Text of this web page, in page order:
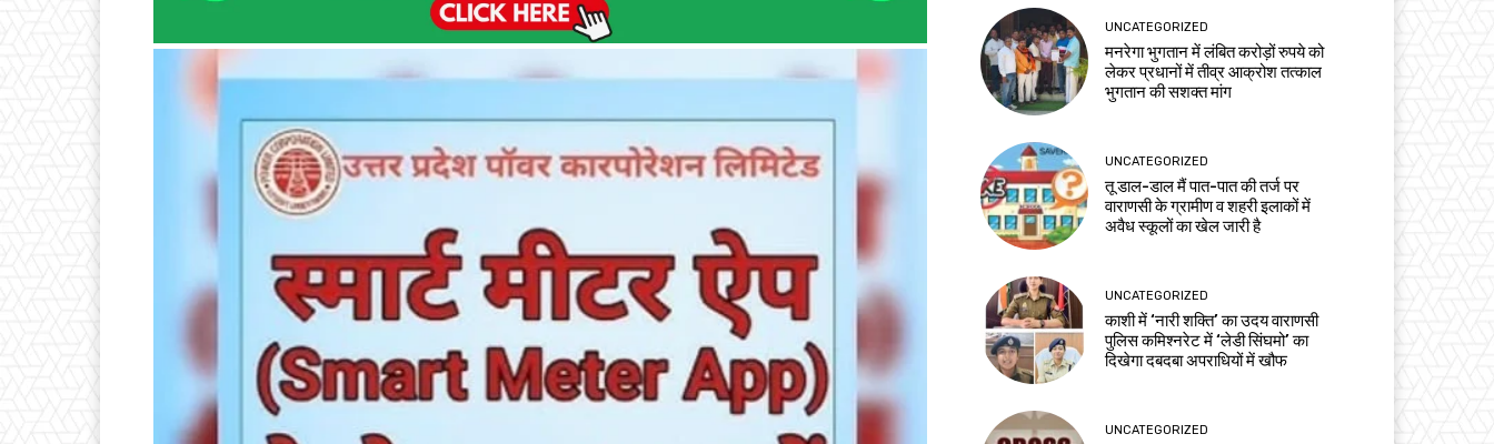
UNCATEGORIZED
मनरेगा भुगतान में लंबित करोड़ों रुपये को
लेकर प्रधानों में तीव्र आक्रोश तत्काल
भुगतान की सशक्त मांग
UNCATEGORIZED
तू डाल-डाल मैं पात-पात की तर्ज पर
वाराणसी के ग्रामीण व शहरी इलाकों में
अवैध स्कूलों का खेल जारी है
UNCATEGORIZED
काशी में ‘नारी शक्ति’ का उदय वाराणसी
पुलिस कमिश्नरेट में ‘लेडी सिंघमो’ का
दिखेगा दबदबा अपराधियों में खौफ
UNCATEGORIZED